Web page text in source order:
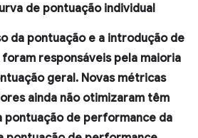
de pontuação individual
da pontuação e a introdução de
responsáveis pela maioria
geral. Novas métricas
ainda não otimizaram têm
pontuação de performance da